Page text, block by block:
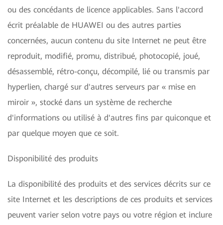
ou des concédants de licence applicables. Sans l'accord
écrit préalable de HUAWEI ou des autres parties
concernées, aucun contenu du site Internet ne peut être
reproduit, modifié, promu, distribué, photocopié, joué,
désassemblé, rétro-conçu, décompilé, lié ou transmis par
hyperlien, chargé sur d'autres serveurs par « mise en
miroir », stocké dans un système de recherche
d'informations ou utilisé à d'autres fins par quiconque et
par quelque moyen que ce soit.
Disponibilité des produits
La disponibilité des produits et des services décrits sur ce
site Internet et les descriptions de ces produits et services
peuvent varier selon votre pays ou votre région et inclure